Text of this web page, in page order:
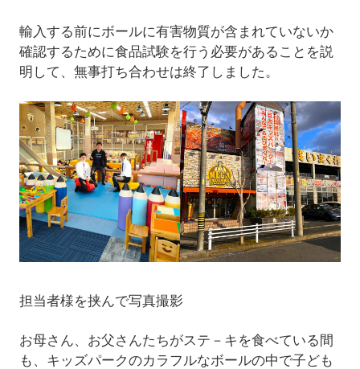
輸入する前にボールに有害物質が含まれていないか
確認するために食品試験を行う必要があることを説
明して、無事打ち合わせは終了しました。
担当者様を挟んで写真撮影
お母さん、お父さんたちがステ－キを食べている間
も、キッズパークのカラフルなボールの中で子ども